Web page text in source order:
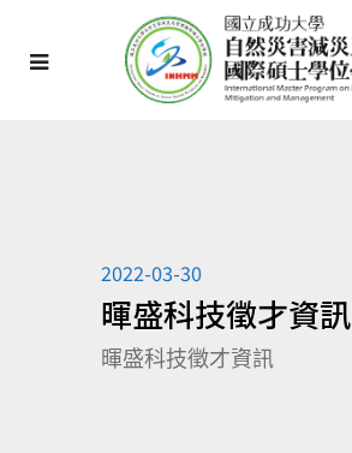
2022-03-30
暉盛科技徵才資訊
暉盛科技徵才資訊